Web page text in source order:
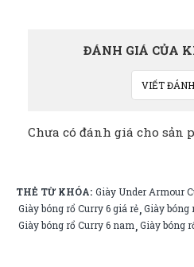
ĐÁNH GIÁ CỦA
VIẾT
Chưa có đánh giá cho sản
THẺ TỪ KHÓA: Giày Under Armour
Giày bóng rổ Curry 6 giá rẻ,Giày bóng
Giày bóng rổ Curry 6 nam,Giày bóng